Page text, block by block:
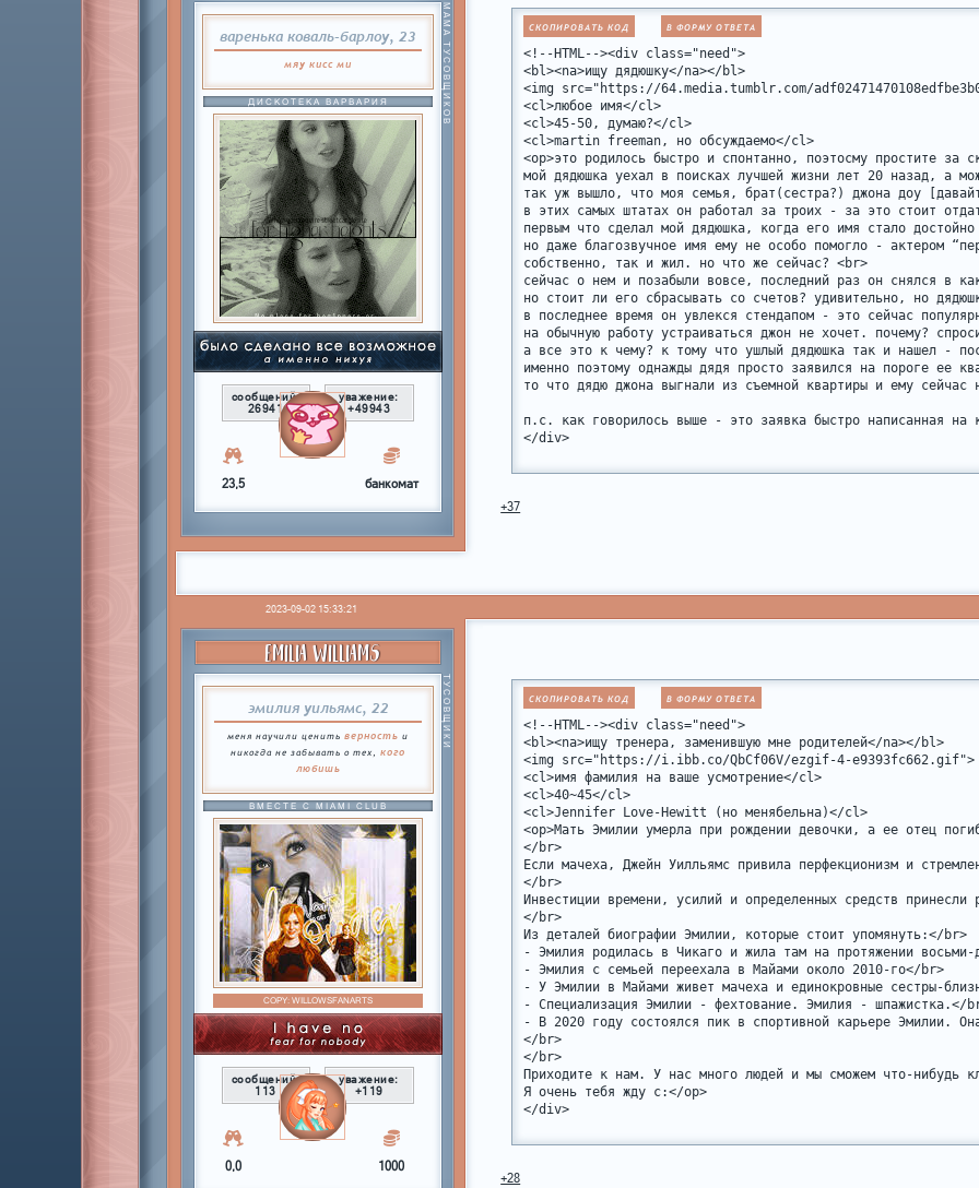
варенька коваль-барлоу, 23
мяу кисс ми МАМА ТУСОВЩИКОВ
ДИСКОТЕКА ВАРВАРИЯ
сообщений:
26941
уважение:
+49943
23,5 банкомат
СКОПИРОВАТЬ КОД В ФОРМУ ОТВЕТА
<!--HTML--><div class="need">
<bl><na>ищу дядюшку</na></bl>
<img src="https://64.media.tumblr.com/
<cl>любое имя</cl>
<cl>45-50, думаю?</cl>
<cl>martin freeman, но обсуждаемо</cl>
<op>это родилось быстро и спонтанно, поэтосму простите за
мой дядюшка уехал в поисках лучшей жизни лет 20 назад, а
так уж вышло, что моя семья, брат(сестра?) джона доу
в этих самых штатах он работал за троих - за это стоит
первым что сделал мой дядюшка, когда его имя стало
но даже благозвучное имя ему не особо помогло - актером
собственно, так и жил. но что же сейчас? <br>
сейчас о нем и позабыли вовсе, последний раз он снялся в
но стоит ли его сбрасывать со счетов? удивительно, но
в последнее время он увлекся стендапом - это сейчас
на обычную работу устраиваться джон не хочет. почему?
а все это к чему? к тому что ушлый дядюшка так и нашел -
именно поэтому однажды дядя просто заявился на пороге ее
то что дядю джона выгнали из съемной квартиры и ему
п.с. как говорилось выше - это заявка быстро написанная на
</div>
+37
2023-09-02 15:33:21
EMILIA WILLIAMS
эмилия уильямс, 22
меня научили ценитьверность и
никогда не забывать о тех,кого
любишь
ТУСОВЩИКИ
ВМЕСТЕ С MIAMI CLUB
COPY: WILLOWSFANARTS
сообщений:
113
уважение:
+119
0,0 1000
СКОПИРОВАТЬ КОД В ФОРМУ ОТВЕТА
<!--HTML--><div class="need">
<bl><na>ищу тренера, заменившую мне родителей</na></bl>
<img src="https://i.ibb.co/QbCf06V/ezgif-4-e9393fc662.gif">
<cl>имя фамилия на ваше усмотрение</cl>
<cl>40~45</cl>
<cl>Jennifer Love-Hewitt (но менябельна)</cl>
<op>Мать Эмилии умерла при рождении девочки, а ее отец
</br>
Если мачеха, Джейн Уилльямс привила перфекционизм и
</br>
Инвестиции времени, усилий и определенных средств
</br>
Из деталей биографии Эмилии, которые стоит упомянуть:</br>
- Эмилия родилась в Чикаго и жила там на протяжении
- Эмилия с семьей переехала в Майами около 2010-го</br>
- У Эмилии в Майами живет мачеха и единокровные сестры-
- Специализация Эмилии - фехтование. Эмилия - шпажистка.</
- В 2020 году состоялся пик в спортивной карьере Эмилии.
</br>
</br>
Приходите к нам. У нас много людей и мы сможем что-нибудь
Я очень тебя жду с:</op>
</div>
+28